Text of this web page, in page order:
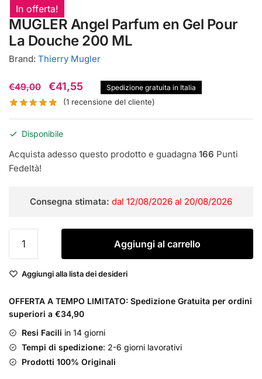
In offerta!
MUGLER Angel Parfum en Gel Pour
La Douche 200 ML
Brand: Thierry Mugler
€49,00
Il
prezzo
originale
era:
€49,00.
€41,55
prezzo
attuale
€41,55.
Spedizione gratuita in Italia
(1 recensione del cliente)
Disponibile
Acquista adesso questo prodotto e guadagna 166 Punti
Fedeltà!
Consegna stimata: dal 12/08/2026 al 20/08/2026
Angel
Parfum
en
Pour
La
Douche
200
ML
Aggiungi al carrello
Aggiungi alla lista dei desideri
OFFERTA A TEMPO LIMITATO: Spedizione Gratuita per ordini
superiori a €34,90
Resi Facili in 14 giorni
Tempi di spedizione: 2-6 giorni lavorativi
Prodotti 100% Originali